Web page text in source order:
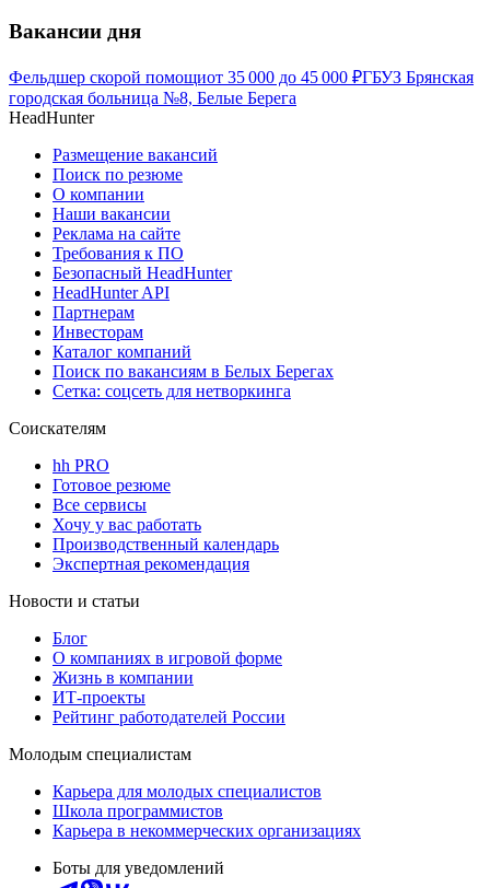
Вакансии дня
Фельдшер скорой помощиот 35 000 до 45 000 ₽ГБУЗ Брянская
городская больница №8, Белые Берега
HeadHunter
Размещение вакансий
Поиск по резюме
О компании
Наши вакансии
Реклама на сайте
Требования к ПО
Безопасный HeadHunter
HeadHunter API
Партнерам
Инвесторам
Каталог компаний
Поиск по вакансиям в Белых Берегах
Сетка: соцсеть для нетворкинга
Соискателям
hh PRO
Готовое резюме
Все сервисы
Хочу у вас работать
Производственный календарь
Экспертная рекомендация
Новости и статьи
Блог
О компаниях в игровой форме
Жизнь в компании
ИТ-проекты
Рейтинг работодателей России
Молодым специалистам
Карьера для молодых специалистов
Школа программистов
Карьера в некоммерческих организациях
Боты для уведомлений